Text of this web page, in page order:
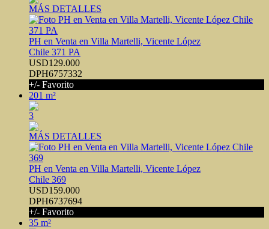
MÁS DETALLES
PH en Venta en Villa Martelli, Vicente López
Chile 371 PA
USD129.000
DPH6757332
+/- Favorito
201 m²
3
MÁS DETALLES
PH en Venta en Villa Martelli, Vicente López
Chile 369
USD159.000
DPH6737694
+/- Favorito
35 m²